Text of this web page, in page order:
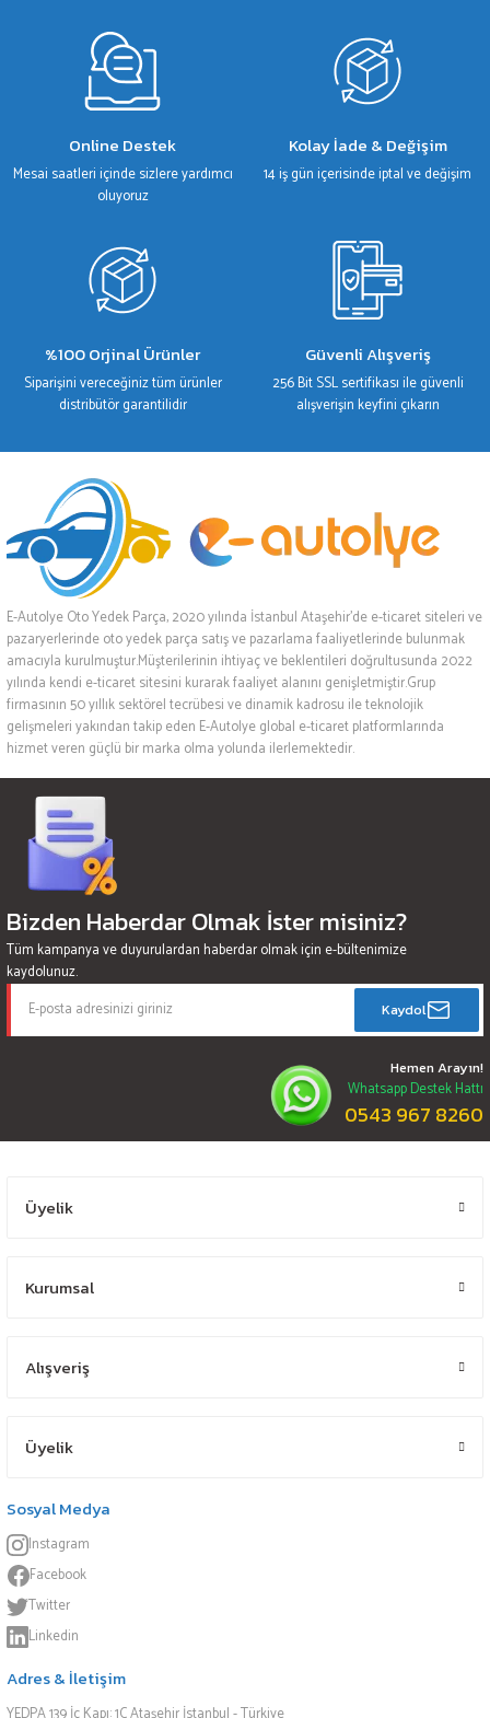
Online Destek
Mesai saatleri içinde sizlere yardımcı
oluyoruz
Kolay İade & Değişim
14 iş gün içerisinde iptal ve değişim
%100 Orjinal Ürünler
Siparişini vereceğiniz tüm ürünler
distribütör garantilidir
Güvenli Alışveriş
256 Bit SSL sertifikası ile güvenli
alışverişin keyfini çıkarın
E-Autolye Oto Yedek Parça, 2020 yılında İstanbul Ataşehir’de e-ticaret siteleri ve
pazaryerlerinde oto yedek parça satış ve pazarlama faaliyetlerinde bulunmak
amacıyla kurulmuştur.Müşterilerinin ihtiyaç ve beklentileri doğrultusunda 2022
yılında kendi e-ticaret sitesini kurarak faaliyet alanını genişletmiştir.Grup
firmasının 50 yıllık sektörel tecrübesi ve dinamik kadrosu ile teknolojik
gelişmeleri yakından takip eden E-Autolye global e-ticaret platformlarında
hizmet veren güçlü bir marka olma yolunda ilerlemektedir.
Bizden Haberdar Olmak İster misiniz?
Tüm kampanya ve duyurulardan haberdar olmak için e-bültenimize
kaydolunuz.
Kaydol
Hemen Arayın!
Whatsapp Destek Hattı
0543 967 8260
Üyelik
Kurumsal
Alışveriş
Üyelik
Sosyal Medya
Instagram
Facebook
Twitter
Linkedin
Adres & İletişim